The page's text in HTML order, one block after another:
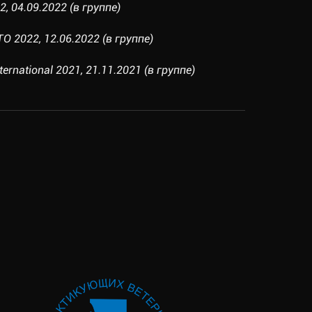
04.09.2022 (в группе)
2022, 12.06.2022 (в группе)
2021, 21.11.2021 (в группе)